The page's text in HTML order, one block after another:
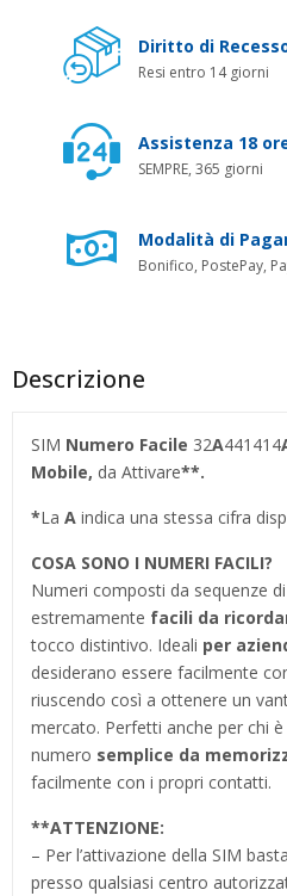
Diritto di
Resi entro 14 giorni
Assistenza 18
SEMPRE, 365 giorni
Modalità di
Bonifico, PostePay,
Descrizione
SIM Numero Facile 32A441414
Mobile, da Attivare**.
*La A indica una stessa cifra
COSA SONO I NUMERI FACILI?
Numeri composti da sequenze
estremamente facili da
tocco distintivo. Ideali per
desiderano essere facilmente
riuscendo così a ottenere un
mercato. Perfetti anche per chi è
numero semplice da
facilmente con i propri contatti.
**ATTENZIONE:
– Per l’attivazione della SIM
presso qualsiasi centro